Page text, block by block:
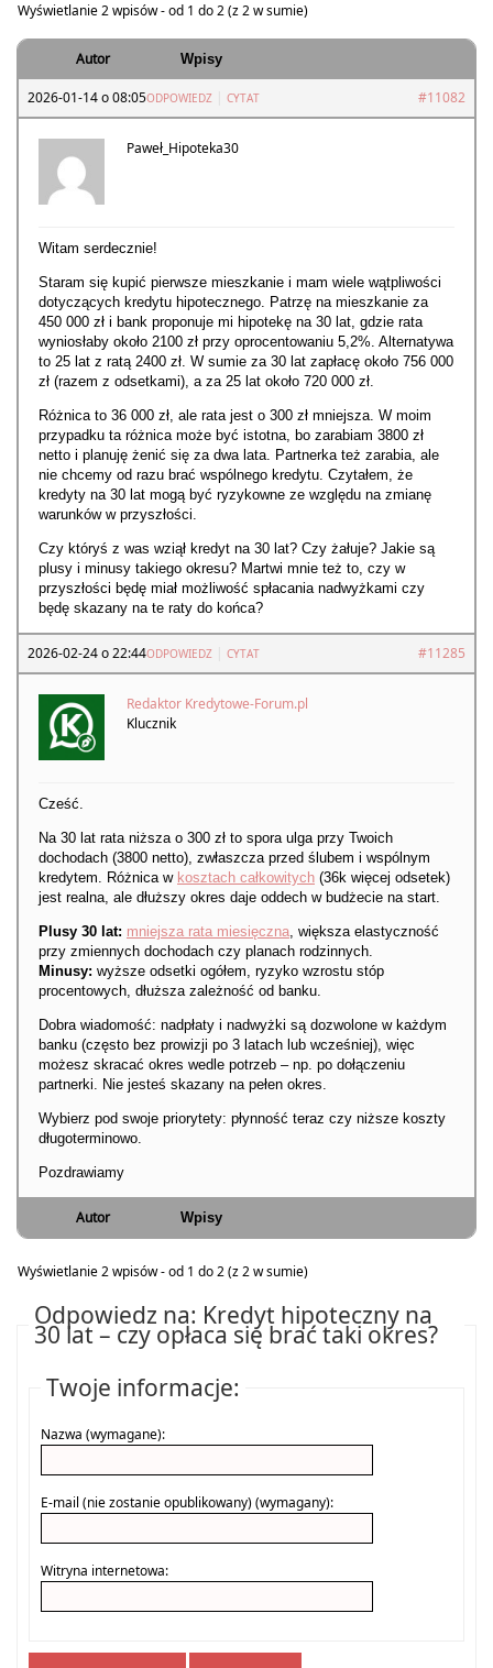
Wyświetlanie 2 wpisów - od 1 do 2 (z 2 w sumie)
Autor Wpisy
2026-01-14 o 08:05 #11082
ODPOWIEDZ CYTAT
Paweł_Hipoteka30
Witam serdecznie!
Staram się kupić pierwsze mieszkanie i mam wiele wątpliwości
dotyczących kredytu hipotecznego. Patrzę na mieszkanie za
450 000 zł i bank proponuje mi hipotekę na 30 lat, gdzie rata
wyniosłaby około 2100 zł przy oprocentowaniu 5,2%. Alternatywa
to 25 lat z ratą 2400 zł. W sumie za 30 lat zapłacę około 756 000
zł (razem z odsetkami), a za 25 lat około 720 000 zł.
Różnica to 36 000 zł, ale rata jest o 300 zł mniejsza. W moim
przypadku ta różnica może być istotna, bo zarabiam 3800 zł
netto i planuję żenić się za dwa lata. Partnerka też zarabia, ale
nie chcemy od razu brać wspólnego kredytu. Czytałem, że
kredyty na 30 lat mogą być ryzykowne ze względu na zmianę
warunków w przyszłości.
Czy któryś z was wziął kredyt na 30 lat? Czy żałuje? Jakie są
plusy i minusy takiego okresu? Martwi mnie też to, czy w
przyszłości będę miał możliwość spłacania nadwyżkami czy
będę skazany na te raty do końca?
2026-02-24 o 22:44 #11285
ODPOWIEDZ CYTAT
Redaktor Kredytowe-Forum.pl
Klucznik
Cześć.
Na 30 lat rata niższa o 300 zł to spora ulga przy Twoich
dochodach (3800 netto), zwłaszcza przed ślubem i wspólnym
kredytem. Różnica w kosztach całkowitych (36k więcej odsetek)
jest realna, ale dłuższy okres daje oddech w budżecie na start.
Plusy 30 lat: mniejsza rata miesięczna, większa elastyczność
przy zmiennych dochodach czy planach rodzinnych.
Minusy: wyższe odsetki ogółem, ryzyko wzrostu stóp
procentowych, dłuższa zależność od banku.
Dobra wiadomość: nadpłaty i nadwyżki są dozwolone w każdym
banku (często bez prowizji po 3 latach lub wcześniej), więc
możesz skracać okres wedle potrzeb – np. po dołączeniu
partnerki. Nie jesteś skazany na pełen okres.
Wybierz pod swoje priorytety: płynność teraz czy niższe koszty
długoterminowo.
Pozdrawiamy
Autor Wpisy
Wyświetlanie 2 wpisów - od 1 do 2 (z 2 w sumie)
Odpowiedz na: Kredyt hipoteczny na
30 lat – czy opłaca się brać taki okres?
Twoje informacje:
Nazwa (wymagane):
E-mail (nie zostanie opublikowany) (wymagany):
Witryna internetowa: